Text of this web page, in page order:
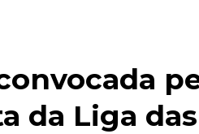
da Liga das